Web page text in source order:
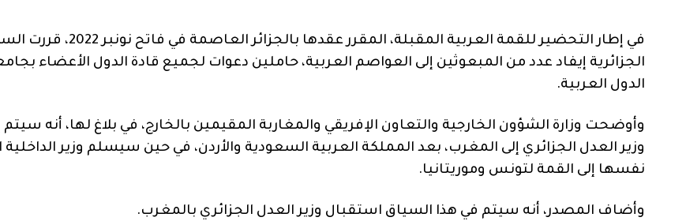
في إطار التحضير للقمة العربية المقبلة، المقرر عقدها بالجزائر
الجزائرية إيفاد عدد من المبعوثين إلى العواصم العربية، حاملين دعوات لجميع قادة الدول الأعضاء
الدول العربية.
وأوضحت وزارة الشؤون الخارجية والتعاون الإفريقي والمغاربة المقيمين بالخارج، في بلاغ لها، أنه سيتم
وزير العدل الجزائري إلى المغرب، بعد المملكة العربية السعودية والأردن، في حين سيسلم وزير الداخلية
نفسها إلى القمة لتونس وموريتانيا.
وأضاف المصدر، أنه سيتم في هذا السياق استقبال وزير العدل الجزائري بالمغرب.